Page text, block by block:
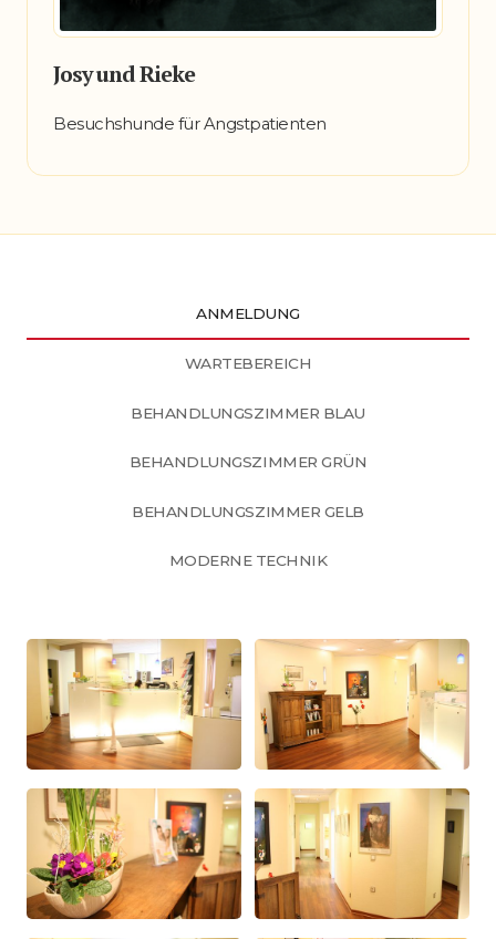
Josy und Rieke
Besuchshunde für Angstpatienten
ANMELDUNG
WARTEBEREICH
BEHANDLUNGSZIMMER BLAU
BEHANDLUNGSZIMMER GRÜN
BEHANDLUNGSZIMMER GELB
MODERNE TECHNIK